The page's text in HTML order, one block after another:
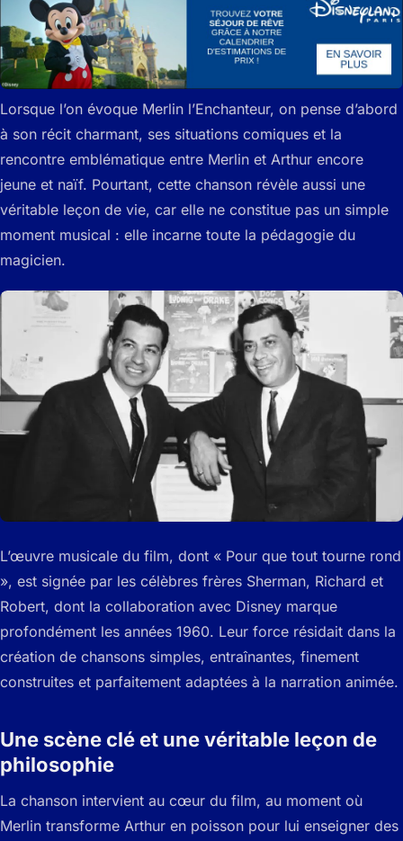
Lorsque l’on évoque Merlin l’Enchanteur, on pense d’abord
à son récit charmant, ses situations comiques et la
rencontre emblématique entre Merlin et Arthur encore
jeune et naïf. Pourtant, cette chanson révèle aussi une
véritable leçon de vie, car elle ne constitue pas un simple
moment musical : elle incarne toute la pédagogie du
magicien.
L’œuvre musicale du film, dont « Pour que tout tourne rond
», est signée par les célèbres frères Sherman, Richard et
Robert, dont la collaboration avec Disney marque
profondément les années 1960. Leur force résidait dans la
création de chansons simples, entraînantes, finement
construites et parfaitement adaptées à la narration animée.
Une scène clé et une véritable leçon de
philosophie
La chanson intervient au cœur du film, au moment où
Merlin transforme Arthur en poisson pour lui enseigner des